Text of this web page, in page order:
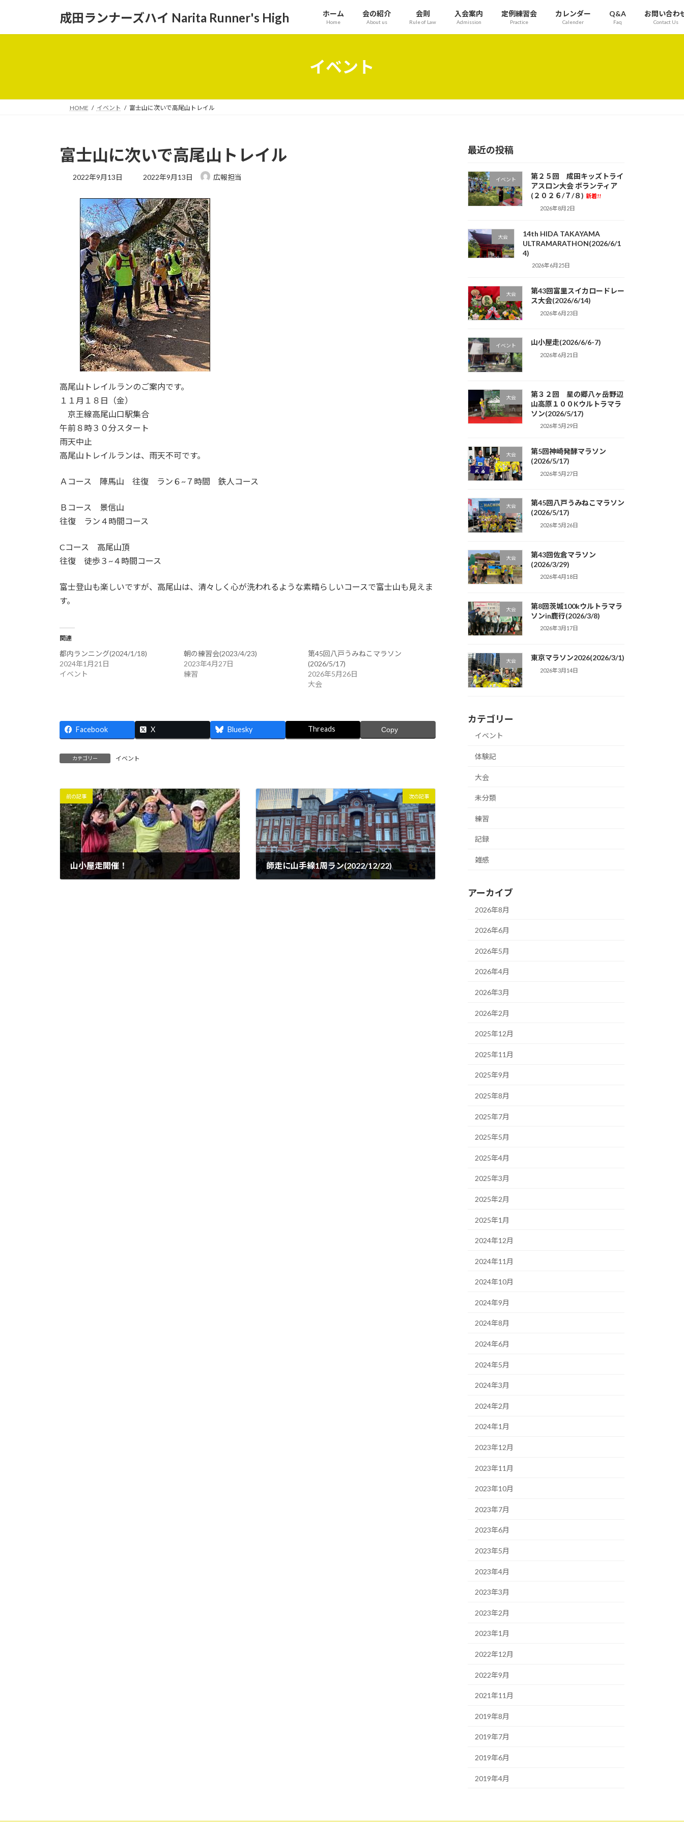
成田ランナーズハイ Narita Runner's High ホーム
Home
会の紹介
About us
会則
Rule of Law
入会案内
Admission
定例練習会
Practice
カレンダー
Calender
Q&A
Faq
お問い合わ
Contact Us
イベント
HOME イベント 富士山に次いで高尾山トレイル
富士山に次いで高尾山トレイル
2022年9月13日
最
新
日
時
:
2022年9月13日 広報担当
高尾山トレイルランのご案内です。
１１月１８日（金）
京王線高尾山口駅集合
午前８時３０分スタート
雨天中止
高尾山トレイルランは、雨天不可です。
Ａコース 陣馬山 往復 ラン６~７時間 鉄人コース
Ｂコース 景信山
往復 ラン４時間コース
Cコース 高尾山頂
往復 徒歩３~４時間コース
富士登山も楽しいですが、高尾山は、清々しく心が洗われるような素晴らしいコースで富士山も見えま
す。
関連
都内ランニング(2024/1/18)
2024年1月21日
イベント
朝の練習会(2023/4/23)
2023年4月27日
練習
第45回八戸うみねこマラソン
(2026/5/17)
2026年5月26日
大会
Facebook X Bluesky Threads Copy
カテゴリー イベント
前の記事
山小屋走開催！
次の記事
師走に山手線1周ラン(2022/12/22)
最近の投稿
イベント
第２５回 成田キッズトライ
アスロン大会 ボランティア
(２０２６/７/８) 新着!!
2026年8月2日
大会
14th HIDA TAKAYAMA
ULTRAMARATHON(2026/6/1
4)
2026年6月25日
大会
第43回富里スイカロードレー
ス大会(2026/6/14)
2026年6月23日
イベント 山小屋走(2026/6/6-7)
2026年6月21日
大会
第３２回 星の郷八ヶ岳野辺
山高原１００Kウルトラマラ
ソン(2026/5/17)
2026年5月29日
大会
第5回神崎発酵マラソン
(2026/5/17)
2026年5月27日
大会
第45回八戸うみねこマラソン
(2026/5/17)
2026年5月26日
大会
第43回佐倉マラソン
(2026/3/29)
2026年4月18日
大会
第8回茨城100kウルトラマラ
ソンin鹿行(2026/3/8)
2026年3月17日
大会 東京マラソン2026(2026/3/1)
2026年3月14日
カテゴリー
イベント
体験記
大会
未分類
練習
記録
雑感
アーカイブ
2026年8月
2026年6月
2026年5月
2026年4月
2026年3月
2026年2月
2025年12月
2025年11月
2025年9月
2025年8月
2025年7月
2025年5月
2025年4月
2025年3月
2025年2月
2025年1月
2024年12月
2024年11月
2024年10月
2024年9月
2024年8月
2024年6月
2024年5月
2024年3月
2024年2月
2024年1月
2023年12月
2023年11月
2023年10月
2023年7月
2023年6月
2023年5月
2023年4月
2023年3月
2023年2月
2023年1月
2022年12月
2022年9月
2021年11月
2019年8月
2019年7月
2019年6月
2019年4月